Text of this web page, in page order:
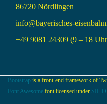
86720 Nördlingen
info@bayerisches-
+49 9081 24309 (9 – 18
Bootstrap is a front-end framework of
Font Awesome font licensed under SIL